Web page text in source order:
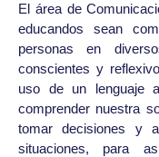
El área de
educandos sean
personas en
conscientes y
uso de un lenguaje
comprender nuestra
tomar decisiones y
situaciones, para